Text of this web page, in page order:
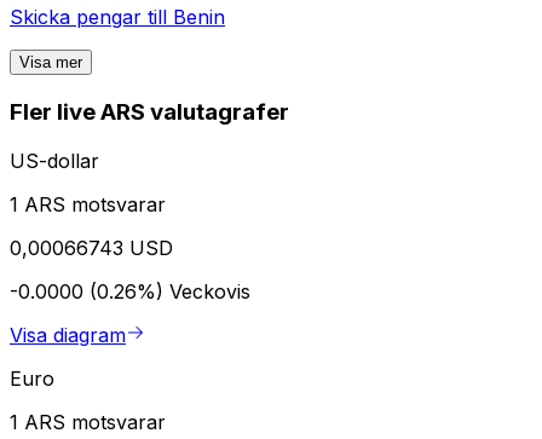
Skicka pengar till Benin
Visa mer
Fler live ARS valutagrafer
US-dollar
1 ARS motsvarar
0,00066743 USD
-0.0000 (0.26%) Veckovis
Visa diagram
Euro
1 ARS motsvarar